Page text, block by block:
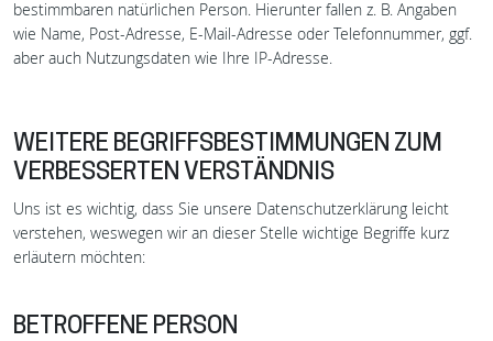
bestimmbaren natürlichen Person. Hierunter fallen z. B. Angaben
wie Name, Post-Adresse, E-Mail-Adresse oder Telefonnummer, ggf.
aber auch Nutzungsdaten wie Ihre IP-Adresse.
WEITERE BEGRIFFSBESTIMMUNGEN ZUM
VERBESSERTEN VERSTÄNDNIS
Uns ist es wichtig, dass Sie unsere Datenschutzerklärung leicht
verstehen, weswegen wir an dieser Stelle wichtige Begriffe kurz
erläutern möchten:
BETROFFENE PERSON